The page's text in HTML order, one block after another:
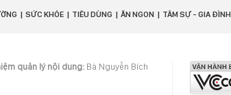
SỨC KHỎE TIÊU DÙNG ĂN NGON TÂM SỰ - GIA ĐÌNH
quản lý nội dung: Bà Nguyễn Bích